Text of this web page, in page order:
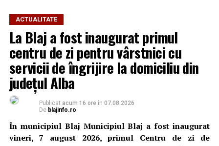
ACTUALITATE
La Blaj a fost inaugurat primul
centru de zi pentru vârstnici cu
servicii de îngrijire la domiciliu din
județul Alba
Publicat acum 16 ore în 07.08.2026
De blajinfo.ro
În municipiul Blaj Municipiul Blaj a fost inaugurat
vineri, 7 august 2026, primul Centru de zi de